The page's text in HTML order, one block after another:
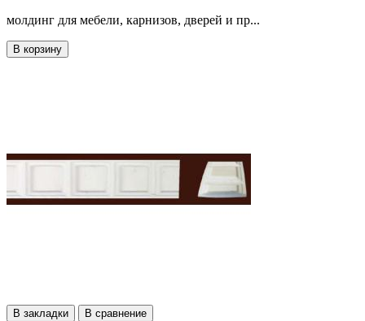
молдинг для мебели, карнизов, дверей и пр...
В корзину
В закладки В сравнение